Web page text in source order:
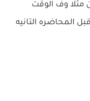
مثلا وف الوقت
المحاضره التانيه